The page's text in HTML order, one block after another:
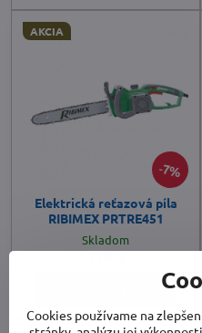
7%
AKCIA
Elektrická reťazová píla
RIBIMEX PRTRE451
Skladom
119 €
Cookies používame na